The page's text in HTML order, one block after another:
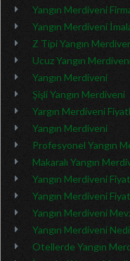
Yangın Merdiveni
Yangın Merdiveni
Z Tipi Yangın
Ucuz Yangın
Yangın Merdiveni
Şişli Yangın Merdiveni
Yargın Merdiveni
Yangın Merdiveni
Profesyonel Yangın
Makaralı Yangın
Yangın Merdiveni
Yangın Merdiveni
Yangın Merdiveni
Yangın Merdiveni
Otellerde Yangın